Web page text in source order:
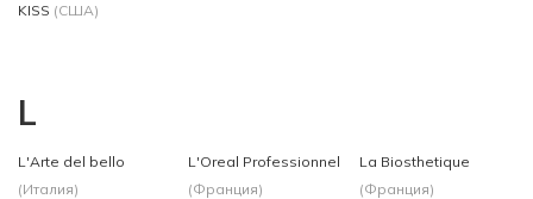
KISS (США)
L
L'Arte del bello
(Италия)
L'Oreal Professionnel
(Франция)
La Biosthetique
(Франция)